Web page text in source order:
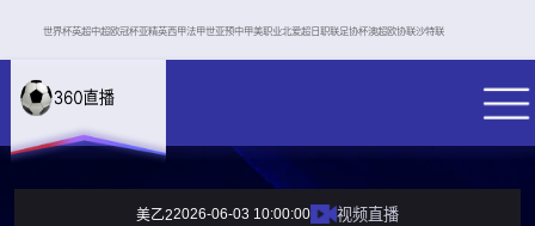
世界杯英超中超欧冠杯亚精英西甲法甲世亚预中甲美职业北爱超日职联足协杯澳超欧协联沙特联
美乙22026-06-03 10:00:00 视频直播